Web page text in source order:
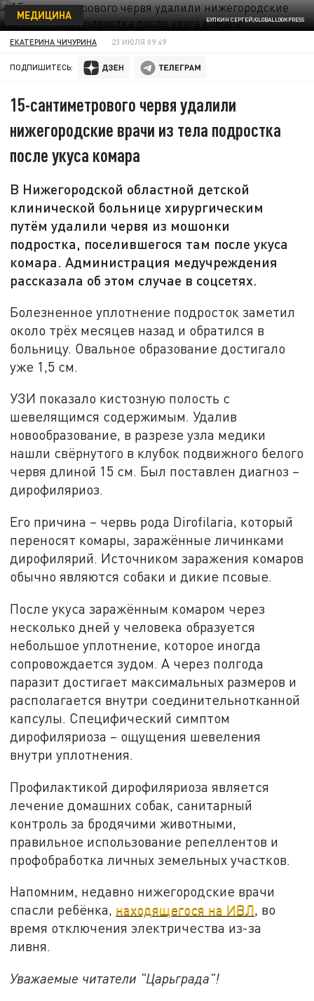
БУЛКИН СЕРГЕЙ/GLOBALLOOKPRESS
МЕДИЦИНА
ЕКАТЕРИНА ЧИЧУРИНА 23 ИЮЛЯ 09:49
ПОДПИШИТЕСЬ:
15-сантиметрового червя удалили
нижегородские врачи из тела подростка
после укуса комара
В Нижегородской областной детской
клинической больнице хирургическим
путём удалили червя из мошонки
подростка, поселившегося там после укуса
комара. Администрация медучреждения
рассказала об этом случае в соцсетях.
Болезненное уплотнение подросток заметил
около трёх месяцев назад и обратился в
больницу. Овальное образование достигало
уже 1,5 см.
УЗИ показало кистозную полость с
шевелящимся содержимым. Удалив
новообразование, в разрезе узла медики
нашли свёрнутого в клубок подвижного белого
червя длиной 15 см. Был поставлен диагноз –
дирофиляриоз.
Его причина – червь рода Dirofilaria, который
переносят комары, заражённые личинками
дирофилярий. Источником заражения комаров
обычно являются собаки и дикие псовые.
После укуса заражённым комаром через
несколько дней у человека образуется
небольшое уплотнение, которое иногда
сопровождается зудом. А через полгода
паразит достигает максимальных размеров и
располагается внутри соединительнотканной
капсулы. Специфический симптом
дирофиляриоза – ощущения шевеления
внутри уплотнения.
Профилактикой дирофиляриоза является
лечение домашних собак, санитарный
контроль за бродячими животными,
правильное использование репеллентов и
профобработка личных земельных участков.
Напомним, недавно нижегородские врачи
спасли ребёнка, находящегося на ИВЛ, во
время отключения электричества из-за
ливня.
Уважаемые читатели "Царьграда"!